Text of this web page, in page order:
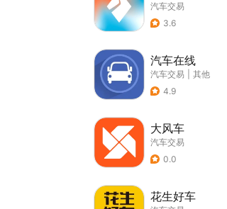
汽车交易
3.6
汽车在线
汽车交易
其他
4.9
大风车
汽车交易
0.0
花生好车